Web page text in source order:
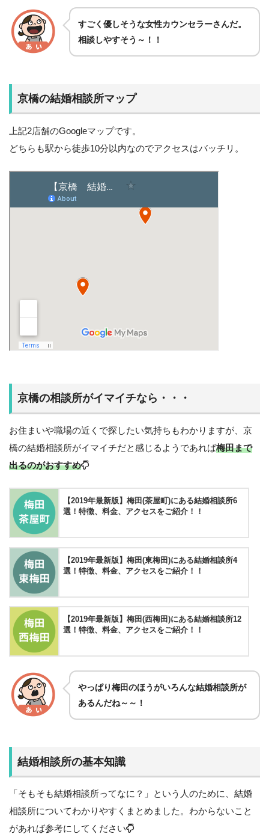
すごく優しそうな女性カウンセラーさんだ。
相談しやすそう～！！
京橋の結婚相談所マップ
上記2店舗のGoogleマップです。
どちらも駅から徒歩10分以内なのでアクセスはバッチリ。
京橋の相談所がイマイチなら・・・
お住まいや職場の近くで探したい気持ちもわかりますが、京
橋の結婚相談所がイマイチだと感じるようであれば梅田まで
出るのがおすすめ
【2019年最新版】梅田(茶屋町)にある結婚相談所6
選！特徴、料金、アクセスをご紹介！！
【2019年最新版】梅田(東梅田)にある結婚相談所4
選！特徴、料金、アクセスをご紹介！！
【2019年最新版】梅田(西梅田)にある結婚相談所12
選！特徴、料金、アクセスをご紹介！！
やっぱり梅田のほうがいろんな結婚相談所が
あるんだね～～！
結婚相談所の基本知識
「そもそも結婚相談所ってなに？」という人のために、結婚
相談所についてわかりやすくまとめました。わからないこと
があれば参考にしてください